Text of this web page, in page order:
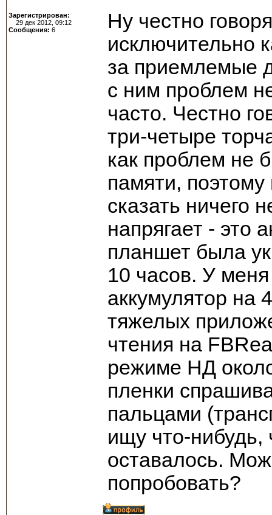
Зарегистрирован:
29 дек 2012, 09:12
Сообщения: 6
Ну честно
исключительно
за приемлемые
с ним проблем
часто. Честно
три-четыре
как проблем не
памяти, поэтому
сказать ничего
напрягает - это
планшет была
10 часов. У
аккумулятор на
тяжелых
чтения на
режиме НД
пленки
пальцами
ищу что-нибудь,
оставалось.
попробовать?